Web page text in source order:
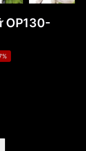
OP130-